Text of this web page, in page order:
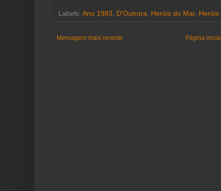
Labels: Ano 1983, D'Outrora, Heróis do Mar,
Mensagem mais recente Página